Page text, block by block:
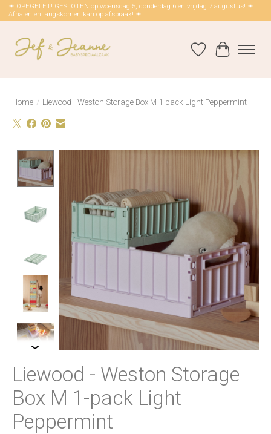
☀ OPEGELET! GESLOTEN op woensdag 5, donderdag 6 en vrijdag 7 augustus! ☀
Afhalen en langskomen kan op afspraak! ☀
Verlanglijst
Home / Liewood - Weston Storage Box M 1-pack Light Peppermint
Product image slideshow Items
Liewood - Weston Storage
Box M 1-pack Light
Peppermint